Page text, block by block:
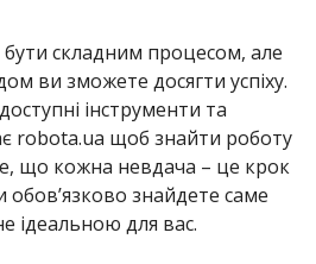
складним процесом, але
ви зможете досягти успіху.
інструменти та
robota.ua щоб знайти роботу
що кожна невдача – це крок
обов’язково знайдете саме
ідеальною для вас.